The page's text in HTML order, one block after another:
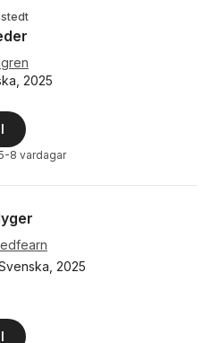
2025
8 vardagar
2025
Totalt antal röster: